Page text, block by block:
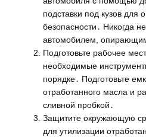
подставки под кузов для
безопасности․ Никогда
автомобилем,
Подготовьте рабочее
необходимые
порядке․ Подготовьте
отработанного масла и
сливной пробкой․
Защитите окружающую
для утилизации